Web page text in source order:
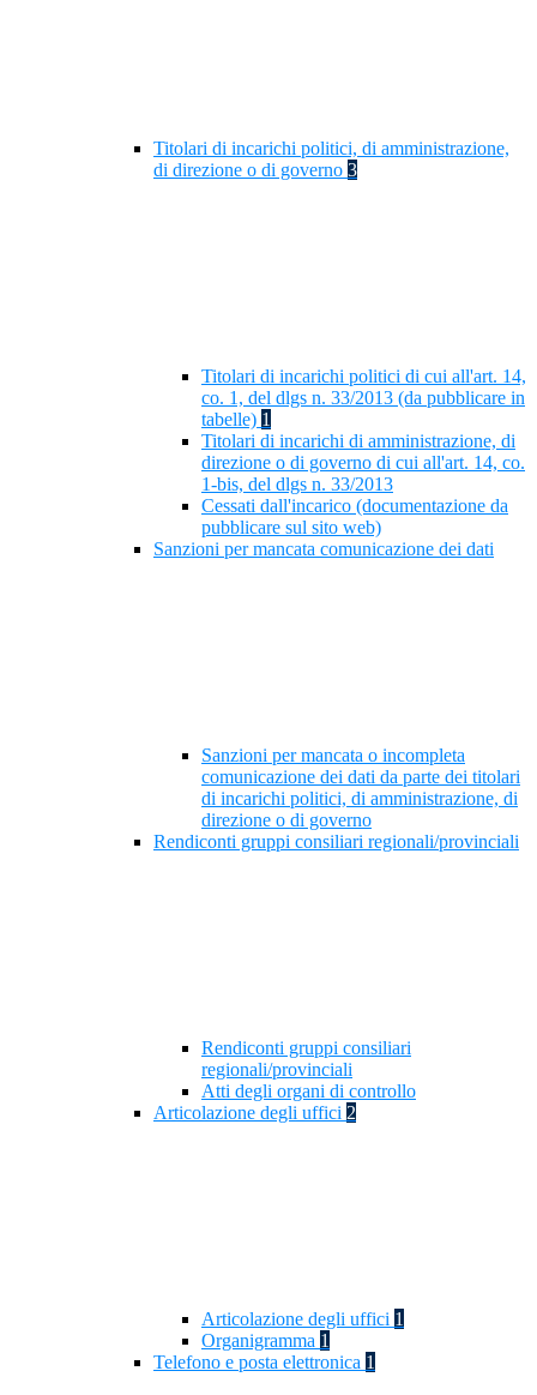
Titolari di incarichi politici, di amministrazione,
di direzione o di governo 3
Titolari di incarichi politici di cui all'art. 14,
co. 1, del dlgs n. 33/2013 (da pubblicare in
tabelle) 1
Titolari di incarichi di amministrazione, di
direzione o di governo di cui all'art. 14, co.
1-bis, del dlgs n. 33/2013
Cessati dall'incarico (documentazione da
pubblicare sul sito web)
Sanzioni per mancata comunicazione dei dati
Sanzioni per mancata o incompleta
comunicazione dei dati da parte dei titolari
di incarichi politici, di amministrazione, di
direzione o di governo
Rendiconti gruppi consiliari regionali/provinciali
Rendiconti gruppi consiliari
regionali/provinciali
Atti degli organi di controllo
Articolazione degli uffici 2
Articolazione degli uffici 1
Organigramma 1
Telefono e posta elettronica 1